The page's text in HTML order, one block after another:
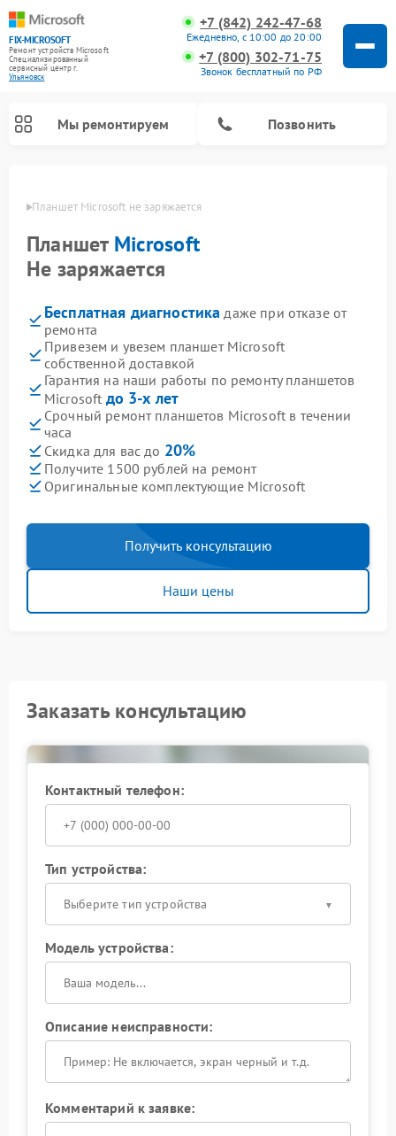
FIX-MICROSOFT
Ремонт устройств Microsoft
Специализированный
cервисный центр г.
Ульяновск
+7 (842) 242-47-68
Ежедневно, с 10:00 до 20:00
+7 (800) 302-71-75
Звонок бесплатный по РФ
Мы ремонтируем Позвонить
Планшет Microsoft не заряжается
Планшет Microsoft
Не заряжается
Бесплатная диагностика даже при отказе от
ремонта
Привезем и увезем планшет Microsoft
собственной доставкой
Гарантия на наши работы по ремонту планшетов
Microsoft до 3-х лет
Срочный ремонт планшетов Microsoft в течении
часа
Скидка для вас до 20%
Получите 1500 рублей на ремонт
Оригинальные комплектующие Microsoft
Получить консультацию
Наши цены
Заказать консультацию
Контактный телефон:
Тип устройства:
Выберите тип устройства
Модель устройства:
Описание неисправности:
Комментарий к заявке: